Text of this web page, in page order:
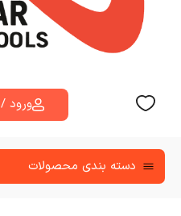
ورود
دسته‌ بندی محصولات